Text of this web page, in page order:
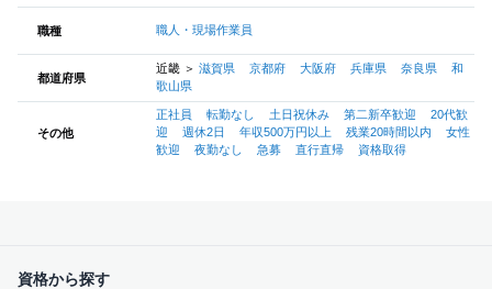
職種 職人・現場作業員
都道府県
近畿 ＞ 滋賀県 京都府 大阪府 兵庫県 奈良県
和
歌山県
その他
正社員 転勤なし 土日祝休み 第二新卒歓迎
20代歓
迎
週休2日 年収500万円以上 残業20時間以内
女性
歓迎
夜勤なし 急募 直行直帰 資格取得
資格から探す